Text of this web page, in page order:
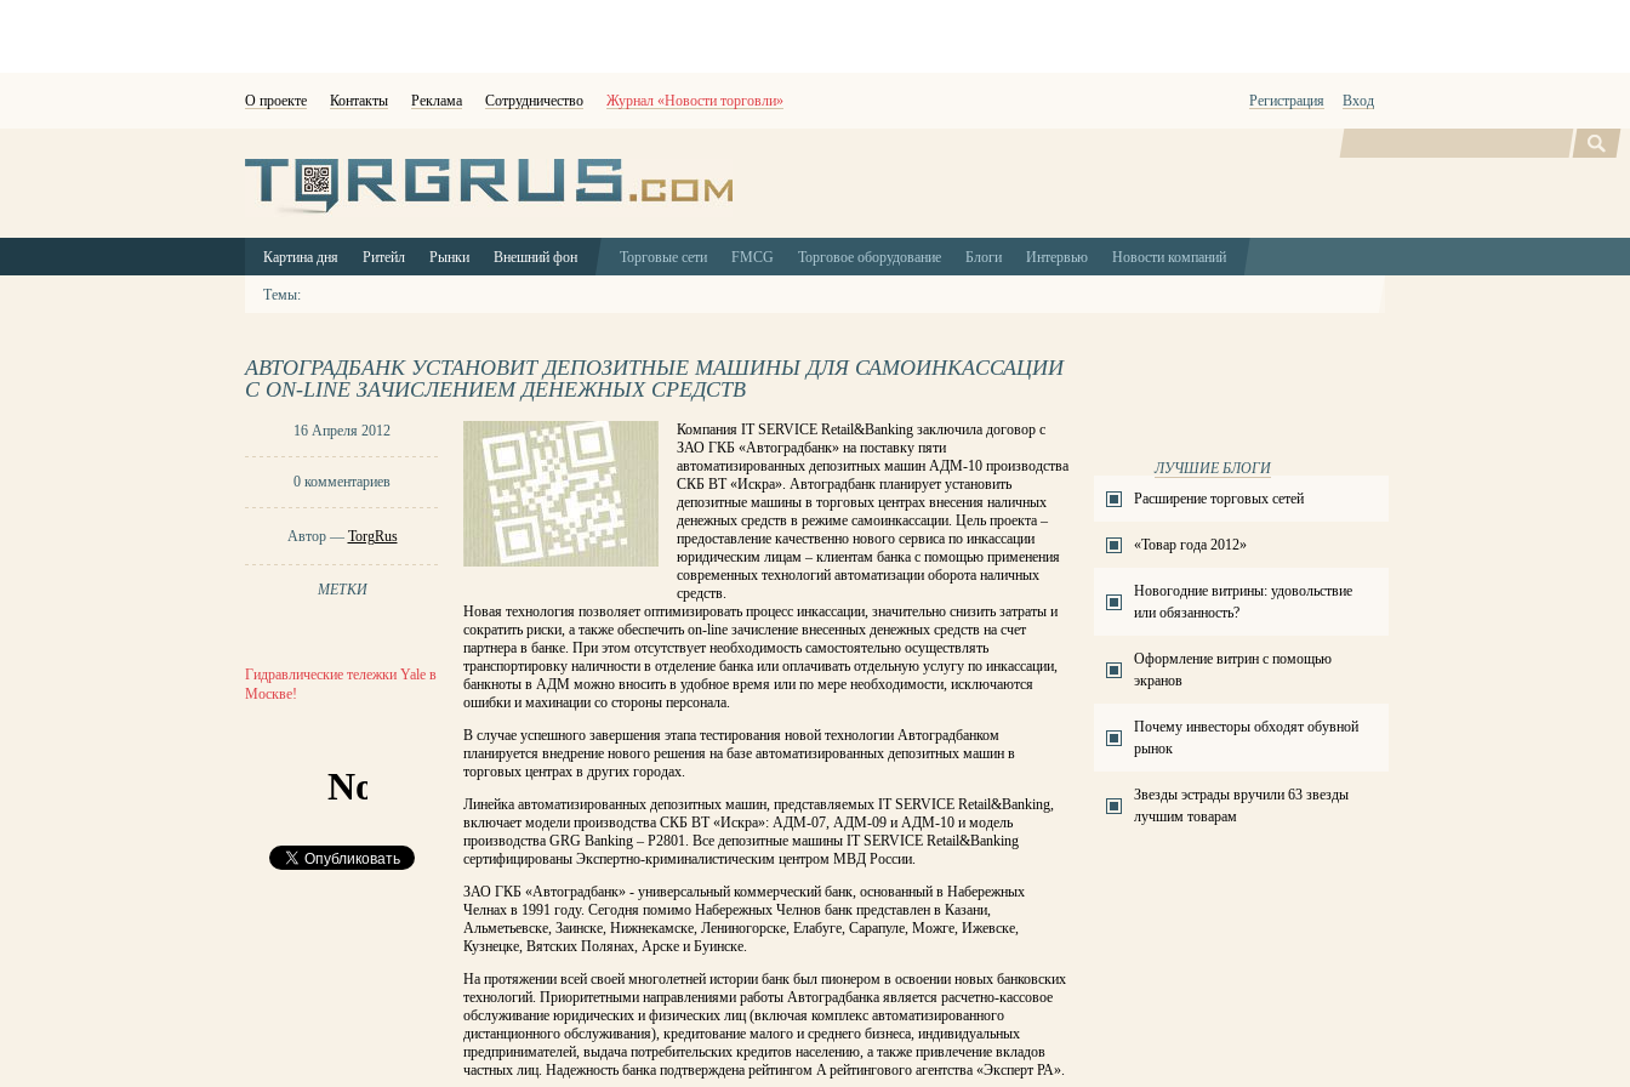
О проекте Контакты Реклама Сотрудничество Журнал «Новости торговли» Регистрация Вход
Поиск
Картина дня Ритейл Рынки Внешний фон Торговые сети FMCG Торговое оборудование Блоги Интервью Новости компаний
Темы:
АВТОГРАДБАНК УСТАНОВИТ ДЕПОЗИТНЫЕ МАШИНЫ ДЛЯ САМОИНКАССАЦИИ
С ON-LINE ЗАЧИСЛЕНИЕМ ДЕНЕЖНЫХ СРЕДСТВ
16 Апреля 2012
0 комментариев
Автор — TorgRus
МЕТКИ
Гидравлические тележки Yale в
Москве!
Компания IT SERVICE Retail&Banking заключила договор с
ЗАО ГКБ «Автоградбанк» на поставку пяти
автоматизированных депозитных машин АДМ-10 производства
СКБ ВТ «Искра». Автоградбанк планирует установить
депозитные машины в торговых центрах внесения наличных
денежных средств в режиме самоинкассации. Цель проекта –
предоставление качественно нового сервиса по инкассации
юридическим лицам – клиентам банка с помощью применения
современных технологий автоматизации оборота наличных
средств.
Новая технология позволяет оптимизировать процесс инкассации, значительно снизить затраты и
сократить риски, а также обеспечить on-line зачисление внесенных денежных средств на счет
партнера в банке. При этом отсутствует необходимость самостоятельно осуществлять
транспортировку наличности в отделение банка или оплачивать отдельную услугу по инкассации,
банкноты в АДМ можно вносить в удобное время или по мере необходимости, исключаются
ошибки и махинации со стороны персонала.
В случае успешного завершения этапа тестирования новой технологии Автоградбанком
планируется внедрение нового решения на базе автоматизированных депозитных машин в
торговых центрах в других городах.
Линейка автоматизированных депозитных машин, представляемых IT SERVICE Retail&Banking,
включает модели производства СКБ ВТ «Искра»: АДМ-07, АДМ-09 и АДМ-10 и модель
производства GRG Banking – P2801. Все депозитные машины IT SERVICE Retail&Banking
сертифицированы Экспертно-криминалистическим центром МВД России.
ЗАО ГКБ «Автоградбанк» - универсальный коммерческий банк, основанный в Набережных
Челнах в 1991 году. Сегодня помимо Набережных Челнов банк представлен в Казани,
Альметьевске, Заинске, Нижнекамске, Лениногорске, Елабуге, Сарапуле, Можге, Ижевске,
Кузнецке, Вятских Полянах, Арске и Буинске.
На протяжении всей своей многолетней истории банк был пионером в освоении новых банковских
технологий. Приоритетными направлениями работы Автоградбанка является расчетно-кассовое
обслуживание юридических и физических лиц (включая комплекс автоматизированного
дистанционного обслуживания), кредитование малого и среднего бизнеса, индивидуальных
предпринимателей, выдача потребительских кредитов населению, а также привлечение вкладов
частных лиц. Надежность банка подтверждена рейтингом A рейтингового агентства «Эксперт РА».
ЛУЧШИЕ БЛОГИ
Расширение торговых сетей
«Товар года 2012»
Новогодние витрины: удовольствие
или обязанность?
Оформление витрин с помощью
экранов
Почему инвесторы обходят обувной
рынок
Звезды эстрады вручили 63 звезды
лучшим товарам